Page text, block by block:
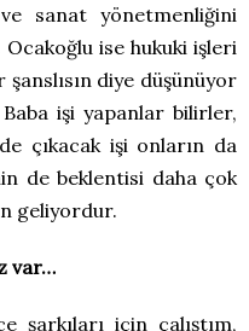
ve sanat yönetmenliğini
ise hukuki işleri
diye düşünüyor
işi yapanlar bilirler,
çıkacak işi onların da
de beklentisi daha çok
geliyordur.
var…
şarkıları için çalıştım,